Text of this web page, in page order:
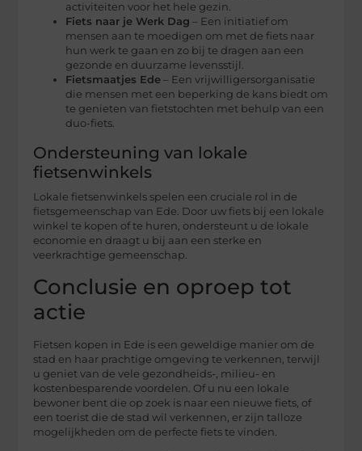
activiteiten voor het hele gezin.
Fiets naar je Werk Dag – Een initiatief om
mensen aan te moedigen om met de fiets naar
hun werk te gaan en zo bij te dragen aan een
gezonde en duurzame levensstijl.
Fietsmaatjes Ede – Een vrijwilligersorganisatie
die mensen met een beperking de kans biedt om
te genieten van fietstochten met behulp van een
duo-fiets.
Ondersteuning van lokale
fietsenwinkels
Lokale fietsenwinkels spelen een cruciale rol in de
fietsgemeenschap van Ede. Door uw fiets bij een lokale
winkel te kopen of te huren, ondersteunt u de lokale
economie en draagt u bij aan een sterke en
veerkrachtige gemeenschap.
Conclusie en oproep tot
actie
Fietsen kopen in Ede is een geweldige manier om de
stad en haar prachtige omgeving te verkennen, terwijl
u geniet van de vele gezondheids-, milieu- en
kostenbesparende voordelen. Of u nu een lokale
bewoner bent die op zoek is naar een nieuwe fiets, of
een toerist die de stad wil verkennen, er zijn talloze
mogelijkheden om de perfecte fiets te vinden.